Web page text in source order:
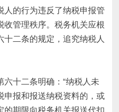
的行为违反了纳税申报管
收管理秩序。税务机关应根
十二条的规定，追究纳税人
十二条明确：“纳税人未
申报和报送纳税资料的，或